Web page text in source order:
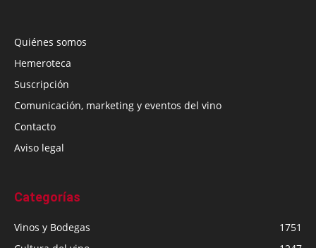
Quiénes somos
Hemeroteca
Suscripción
Comunicación, marketing y eventos del vino
Contacto
Aviso legal
Categorías
Vinos y Bodegas
1751